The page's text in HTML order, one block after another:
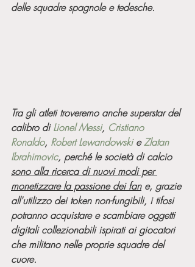
delle squadre spagnole e tedesche.
Tra gli atleti troveremo anche superstar del
calibro di Lionel Messi, Cristiano
Ronaldo, Robert Lewandowski e Zlatan
Ibrahimovic, perché le società di calcio
sono alla ricerca di nuovi modi per
monetizzare la passione dei fan e, grazie
all'utilizzo dei token non-fungibili, i tifosi
potranno acquistare e scambiare oggetti
digitali collezionabili ispirati ai giocatori
che militano nelle proprie squadre del
cuore.